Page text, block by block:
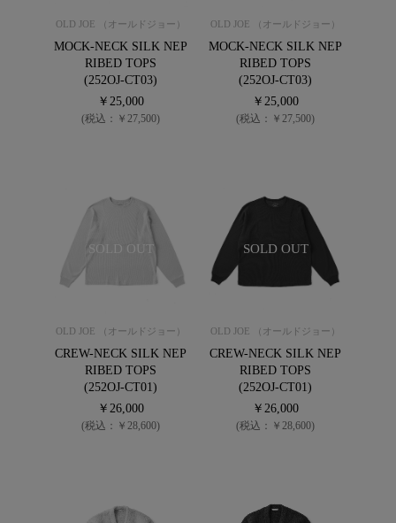
OLD JOE （オールドジョー）
MOCK-NECK SILK NEP
RIBED TOPS
(252OJ-CT03)
￥25,000
(税込：￥27,500)
OLD JOE （オールドジョー）
MOCK-NECK SILK NEP
RIBED TOPS
(252OJ-CT03)
￥25,000
(税込：￥27,500)
SOLD OUT
OLD JOE （オールドジョー）
CREW-NECK SILK NEP
RIBED TOPS
(252OJ-CT01)
￥26,000
(税込：￥28,600)
SOLD OUT
OLD JOE （オールドジョー）
CREW-NECK SILK NEP
RIBED TOPS
(252OJ-CT01)
￥26,000
(税込：￥28,600)